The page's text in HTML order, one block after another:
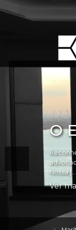
O
Nossa
Ver